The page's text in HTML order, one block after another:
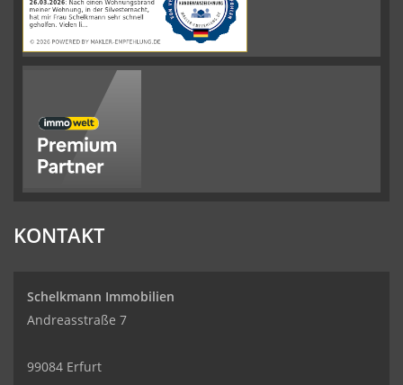
KONTAKT
Schelkmann Immobilien
Andreasstraße 7
99084 Erfurt